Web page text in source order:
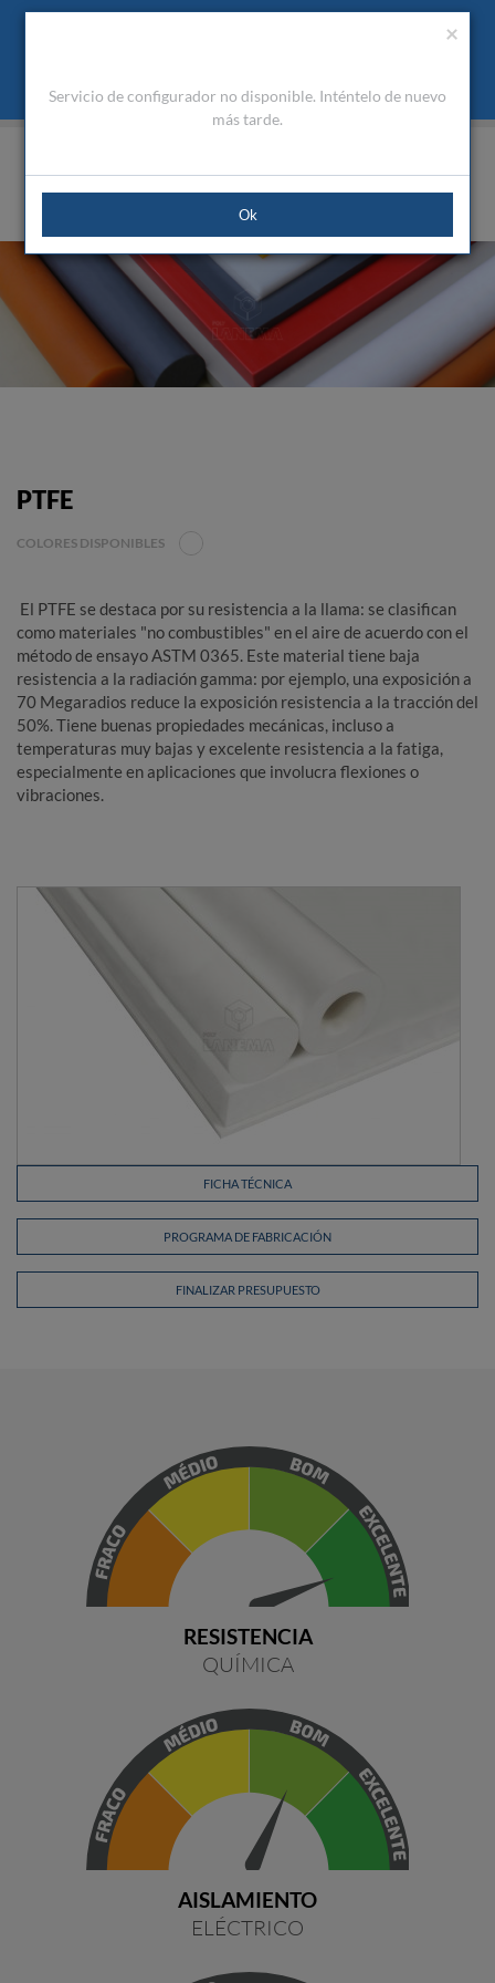
Utilizamos cookies para mejorar la navegación. Al cerrar este
Qué son las cookies
ES
Área Cliente
Presupuesto(0)
PTFE
COLORES DISPONIBLES
El PTFE se destaca por su resistencia a la llama: se clasifican
como materiales "no combustibles" en el aire de acuerdo con el
método de ensayo ASTM 0365. Este material tiene baja
resistencia a la radiación gamma: por ejemplo, una exposición a
70 Megaradios reduce la exposición resistencia a la tracción del
50%. Tiene buenas propiedades mecánicas, incluso a
temperaturas muy bajas y excelente resistencia a la fatiga,
especialmente en aplicaciones que involucra flexiones o
vibraciones.
FICHA TÉCNICA
PROGRAMA DE FABRICACIÓN
FINALIZAR PRESUPUESTO
RESISTENCIA
QUÍMICA
AISLAMIENTO
ELÉCTRICO
×
Servicio de configurador no disponible. Inténtelo de nuevo
más tarde.
Ok